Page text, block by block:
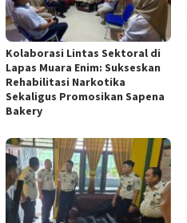
Kolaborasi Lintas Sektoral di
Lapas Muara Enim: Sukseskan
Rehabilitasi Narkotika
Sekaligus Promosikan Sapena
Bakery